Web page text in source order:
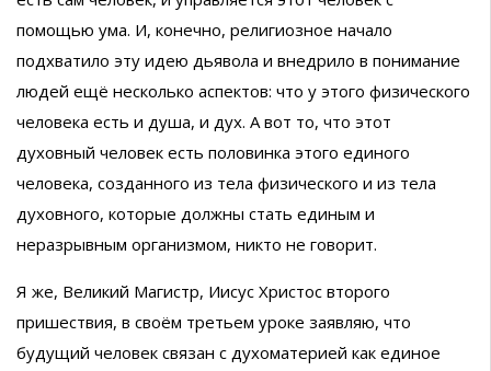
помощью ума. И, конечно, религиозное начало
подхватило эту идею дьявола и внедрило в понимание
людей ещё несколько аспектов: что у этого физического
человека есть и душа, и дух. А вот то, что этот
духовный человек есть половинка этого единого
человека, созданного из тела физического и из тела
духовного, которые должны стать единым и
неразрывным организмом, никто не говорит.
Я же, Великий Магистр, Иисус Христос второго
пришествия, в своём третьем уроке заявляю, что
будущий человек связан с духоматерией как единое